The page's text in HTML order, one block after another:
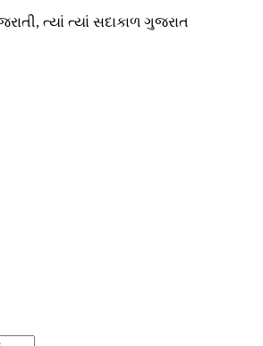
ત્યાં ત્યાં સદાકાળ ગુજરાત